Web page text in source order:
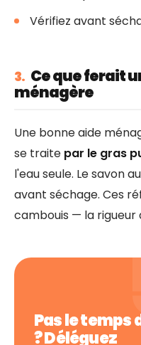
Vérifiez avant
3. Ce que ferait
ménagère
Une bonne aide
se traite par le gras
l'eau seule. Le savon
avant séchage. Ces
cambouis — la rigueur
Pas le
? Déléguez